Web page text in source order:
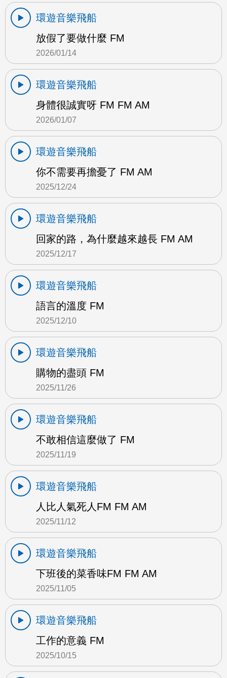
環遊音樂飛船
放假了要做什麼 FM
2026/01/14
環遊音樂飛船
身體很誠實呀 FM FM AM
2026/01/07
環遊音樂飛船
你不需要再擔憂了 FM AM
2025/12/24
環遊音樂飛船
回家的路，為什麼越來越長 FM AM
2025/12/17
環遊音樂飛船
語言的溫度 FM
2025/12/10
環遊音樂飛船
購物的盡頭 FM
2025/11/26
環遊音樂飛船
不敢相信這麼做了 FM
2025/11/19
環遊音樂飛船
人比人氣死人FM FM AM
2025/11/12
環遊音樂飛船
下班後的菜香味FM FM AM
2025/11/05
環遊音樂飛船
工作的意義 FM
2025/10/15